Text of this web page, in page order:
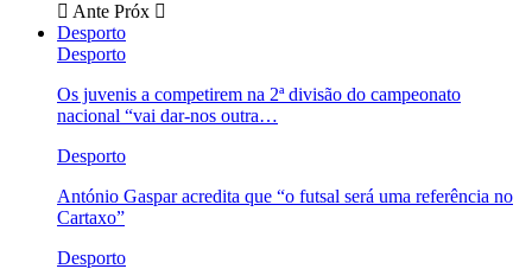
Ante Próx
Desporto
Desporto
Os juvenis a competirem na 2ª divisão do campeonato
nacional “vai dar-nos outra…
Desporto
António Gaspar acredita que “o futsal será uma referência no
Cartaxo”
Desporto